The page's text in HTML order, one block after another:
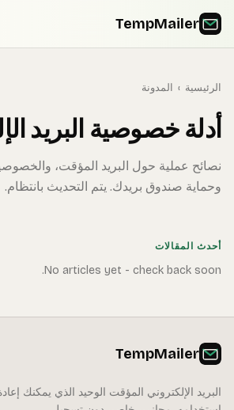
TempMailer
الرئيسية › المدونة
أدلة خصوصية البريد
نصائح عملية حول البريد المؤقت،
وحماية صندوق بريدك. يتم التحديث بانتظام.
أحدث المقالات
No articles yet - check back soon.
TempMailer
البريد الإلكتروني المؤقت الوحيد الذي يمكنك